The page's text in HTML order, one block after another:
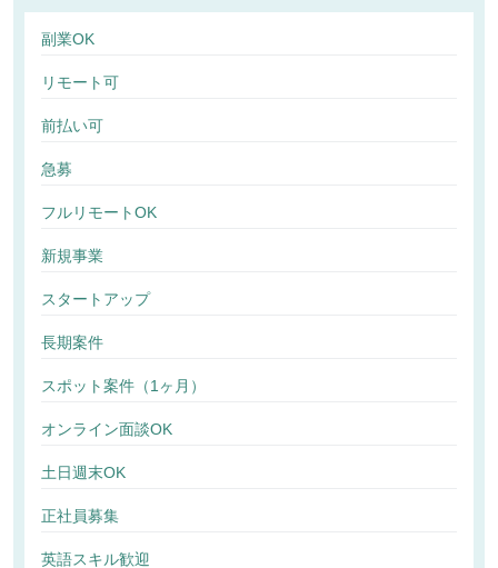
副業OK
リモート可
前払い可
急募
フルリモートOK
新規事業
スタートアップ
長期案件
スポット案件（1ヶ月）
オンライン面談OK
土日週末OK
正社員募集
英語スキル歓迎